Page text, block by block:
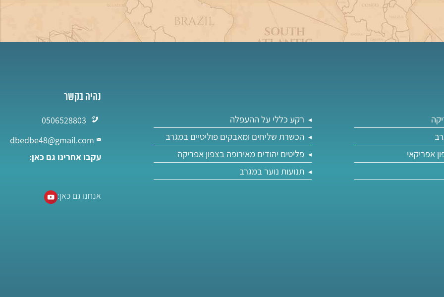
רקע כללי על ההעפלה
הכשרת שליחים ומאבקים פוליטיים במגרב
אפריקאי
פליטים יהודים מאירופה בצפון אפריקה
תנועות נוער במגרב
נהיה בקשר
0506528803
dbedbe48@gmail.com
עקבו אחרינו גם כאן:
אנחנו גם כאן: